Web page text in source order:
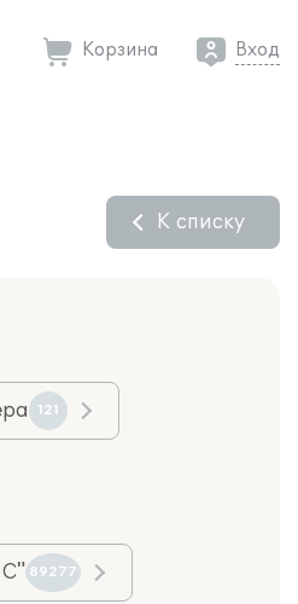
Корзина Вход
К списку
121
89277